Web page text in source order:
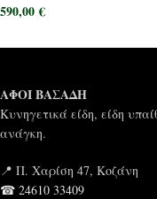
590,00€
ΑΦΟΙ ΒΑΣΑΔΗ
Κυνηγετικά είδη, είδη
ανάγκη.
📍 Π. Χαρίση 47, Κοζάνη
☎ 24610 33409